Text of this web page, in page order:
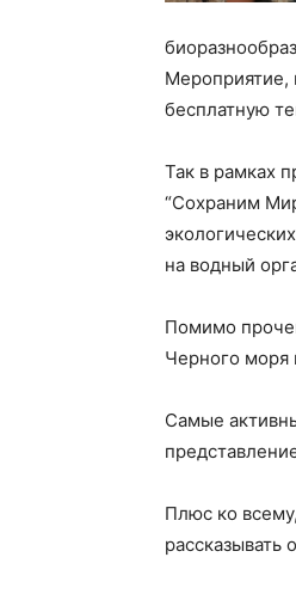
Мероприятие,
бесплатную
Так в рамках
“Сохраним
на водный
Помимо
Черного моря
Самые
Плюс ко
рассказывать